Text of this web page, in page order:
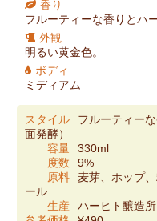
香り
フルーティーな香りとハ
外観
明るい黄金色。
ボディ
ミディアム
スタイル
フルーティー
面発酵）
容量
330ml
度数
9%
原料
麦芽、ホップ
ール
生産
ハーヒト醸造所